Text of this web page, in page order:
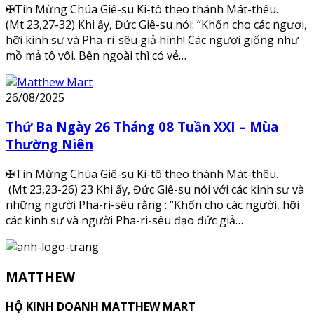
✠Tin Mừng Chúa Giê-su Ki-tô theo thánh Mát-thêu.
(Mt 23,27-32) Khi ấy, Đức Giê-su nói: “Khốn cho các ngươi,
hỡi kinh sư và Pha-ri-sêu giả hình! Các ngươi giống như
mồ mả tô vôi. Bên ngoài thì có vẻ…
26/08/2025
Thứ Ba Ngày 26 Tháng 08 Tuần XXI – Mùa
Thường Niên
✠Tin Mừng Chúa Giê-su Ki-tô theo thánh Mát-thêu.
(Mt 23,23-26) 23 Khi ấy, Đức Giê-su nói với các kinh sư và
những người Pha-ri-sêu rằng : “Khốn cho các người, hỡi
các kinh sư và người Pha-ri-sêu đạo đức giả…
MATTHEW
HỘ KINH DOANH MATTHEW MART